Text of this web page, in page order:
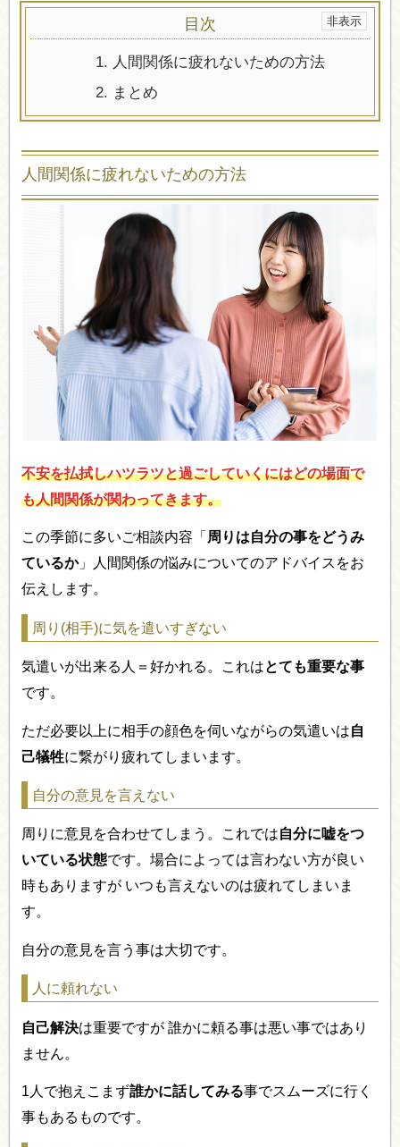
目次
1. 人間関係に疲れないための方法
2. まとめ
人間関係に疲れないための方法
不安を払拭しハツラツと過ごしていくにはどの場面で
も人間関係が関わってきます。
この季節に多いご相談内容「 周りは自分の事をどうみ
ているか」人間関係の悩みについてのアドバイスをお
伝えします。
周り(相手)に気を遣いすぎない
気遣いが出来る人＝好かれる。これはとても重要な事
です。
ただ必要以上に相手の顔色を伺いながらの気遣いは自
己犠牲に繋がり疲れてしまいます。
自分の意見を言えない
周りに意見を合わせてしまう。これでは自分に嘘をつ
いている状態です。場合によっては言わない方が良い
時もありますが いつも言えないのは疲れてしまいま
す。
自分の意見を言う事は大切です。
人に頼れない
自己解決は重要ですが 誰かに頼る事は悪い事ではあり
ません。
1人で抱えこまず誰かに話してみる事でスムーズに行く
事もあるものです。